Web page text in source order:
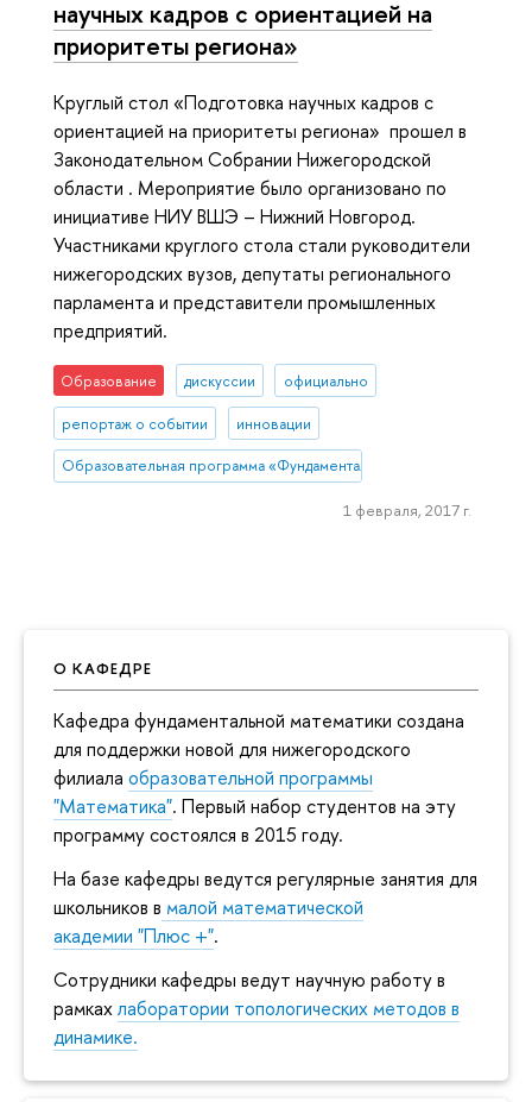
О КАФЕДРЕ
Кафедра фундаментальной математики создана
для поддержки новой для нижегородского
филиала образовательной программы
"Математика". Первый набор студентов на эту
программу состоялся в 2015 году.
На базе кафедры ведутся регулярные занятия для
школьников в малой математической
академии "Плюс +".
Сотрудники кафедры ведут научную работу в
рамкахлаборатории топологических методов в
динамике.
научных кадров с ориентацией на
приоритеты региона»
Круглый стол «Подготовка научных кадров с
ориентацией на приоритеты региона» прошел в
Законодательном Собрании Нижегородской
области . Мероприятие было организовано по
инициативе НИУ ВШЭ – Нижний Новгород.
Участниками круглого стола стали руководители
нижегородских вузов, депутаты регионального
парламента и представители промышленных
предприятий.
Образование дискуссии официально
репортаж о событии инновации
Образовательная программа «Фундаментальная и прикладная
1 февраля, 2017 г.